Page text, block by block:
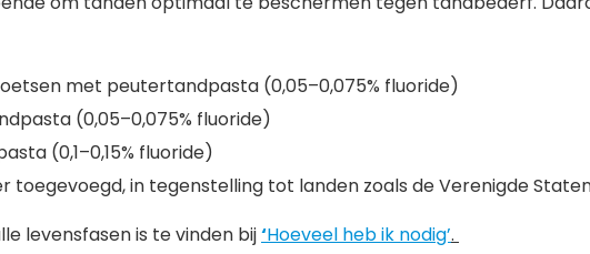
met peutertandpasta (0,05–0,075% fluoride)
(0,05–0,075% fluoride)
(0,1–0,15% fluoride)
in tegenstelling tot landen zoals de Verenigde
levensfasen is te vinden bij‘Hoeveel heb ik nodig’.